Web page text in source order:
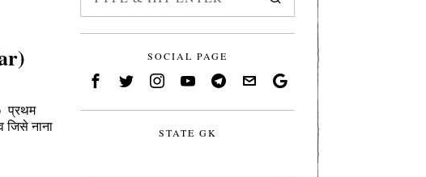
प्रथम
जिसे नाना
SOCIAL PAGE
STATE GK